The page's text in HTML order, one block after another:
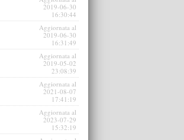
2019-06-30
16:30:44
Aggiornata al
2019-06-30
16:31:49
Aggiornata al
2019-05-02
23:08:39
Aggiornata al
2021-08-07
17:41:19
Aggiornata al
2023-07-29
15:32:19